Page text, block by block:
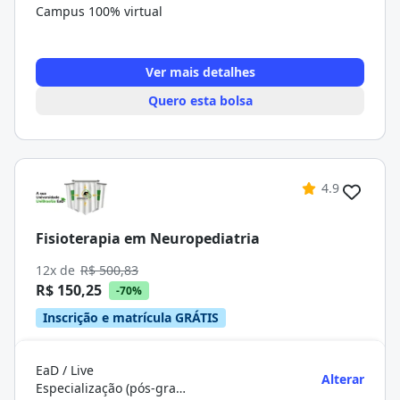
Campus 100% virtual
Ver mais detalhes
Quero esta bolsa
4.9
Fisioterapia em Neuropediatria
12x de R$ 500,83
R$ 150,25 -70%
Inscrição e matrícula GRÁTIS
EaD / Live
Especialização (pós-graduação)
Alterar